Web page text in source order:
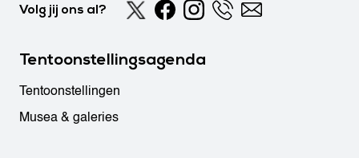
Volg jij ons al?
Tentoonstellingsagenda
Tentoonstellingen
Musea & galeries